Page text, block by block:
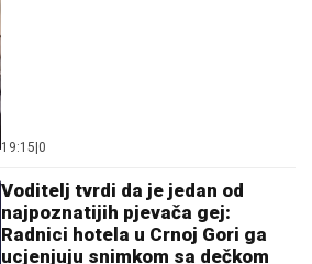
19:15 0
Voditelj tvrdi da je jedan od
najpoznatijih pjevača gej:
Radnici hotela u Crnoj Gori ga
ucjenjuju snimkom sa dečkom